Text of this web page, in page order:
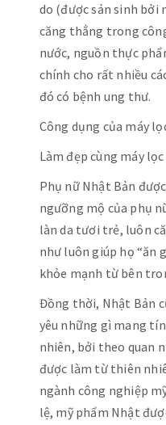
do (được sản sinh bởi
căng thẳng trong
nước, nguồn thực
chính cho rất nhiều
đó có bệnh ung thư.
Công dụng của máy
Làm đẹp cùng máy
Phụ nữ Nhật Bản
ngưỡng mộ của phụ
làn da tươi trẻ, luôn
như luôn giúp họ “ăn
khỏe mạnh từ bên
Đồng thời, Nhật Bản
yêu những gì mang
nhiên, bởi theo quan
được làm từ thiên
ngành công nghiệp
lệ, mỹ phẩm Nhật